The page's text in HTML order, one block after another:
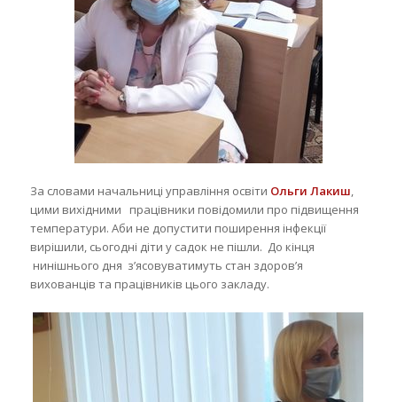
За словами начальниці управління освіти Ольги Лакиш,
цими вихідними працівники повідомили про підвищення
температури. Аби не допустити поширення інфекції
вирішили, сьогодні діти у садок не пішли. До кінця
нинішнього дня з’ясовуватимуть стан здоров’я
вихованців та працівників цього закладу.